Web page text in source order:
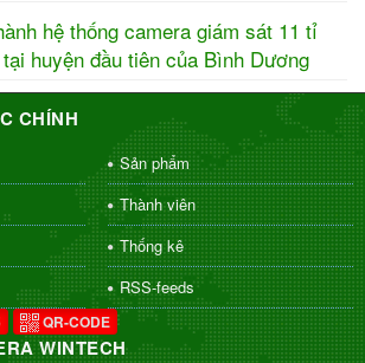
hệ thống camera giám sát 11 tỉ
huyện đầu tiên của Bình Dương
CHÍNH
Sản phẩm
Thành viên
Thống kê
RSS-feeds
QR-CODE
WINTECH